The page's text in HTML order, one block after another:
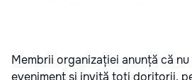
Membrii organizației anunță că
eveniment și invită toți doritorii,